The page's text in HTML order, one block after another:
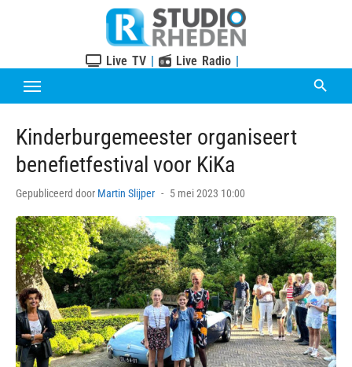
Live TV | Live Radio |
Kinderburgemeester organiseert
benefietfestival voor KiKa
Gepubliceerd door Martin Slijper
Posted
5 mei 2023 10:00